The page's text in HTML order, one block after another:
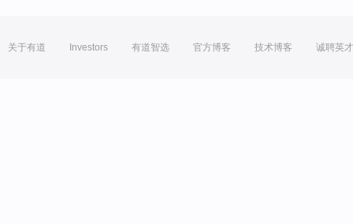
关于有道 Investors 有道智选 官方博客 技术博客 诚聘英才